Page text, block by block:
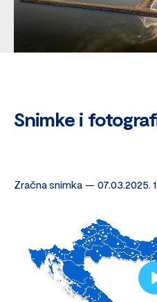
Snimke i
Zračna snimka — 07.03.2025.